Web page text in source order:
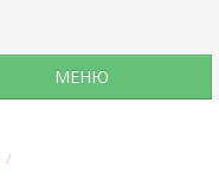
МЕНЮ
/